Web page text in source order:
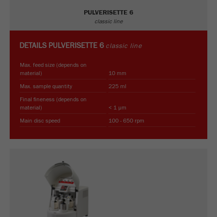
PULVERISETTE 6
classic line
DETAILS PULVERISETTE 6 classic line
Max. feed size (depends on
material)
10 mm
Max. sample quantity
225 ml
Final fineness (depends on
material)
< 1 µm
Main disc speed
100 - 650 rpm